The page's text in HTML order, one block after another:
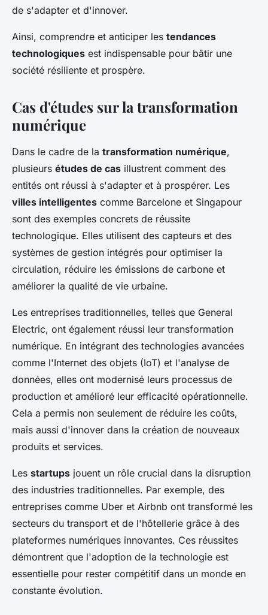
de s'adapter et d'innover.
Ainsi, comprendre et anticiper les tendances
technologiques est indispensable pour bâtir une
société résiliente et prospère.
Cas d'études sur la transformation
numérique
Dans le cadre de la transformation numérique,
plusieurs études de cas illustrent comment des
entités ont réussi à s'adapter et à prospérer. Les
villes intelligentes comme Barcelone et Singapour
sont des exemples concrets de réussite
technologique. Elles utilisent des capteurs et des
systèmes de gestion intégrés pour optimiser la
circulation, réduire les émissions de carbone et
améliorer la qualité de vie urbaine.
Les entreprises traditionnelles, telles que General
Electric, ont également réussi leur transformation
numérique. En intégrant des technologies avancées
comme l'Internet des objets (IoT) et l'analyse de
données, elles ont modernisé leurs processus de
production et amélioré leur efficacité opérationnelle.
Cela a permis non seulement de réduire les coûts,
mais aussi d'innover dans la création de nouveaux
produits et services.
Les startups jouent un rôle crucial dans la disruption
des industries traditionnelles. Par exemple, des
entreprises comme Uber et Airbnb ont transformé les
secteurs du transport et de l'hôtellerie grâce à des
plateformes numériques innovantes. Ces réussites
démontrent que l'adoption de la technologie est
essentielle pour rester compétitif dans un monde en
constante évolution.